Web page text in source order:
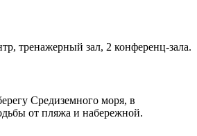
тренажерный зал, 2 конференц-зала.
Средиземного моря, в
от пляжа и набережной.